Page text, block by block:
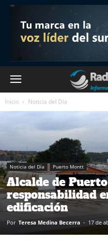
Inicio Noticia del Día
Noticia del Día Puerto Montt
Alcalde de
responsabilidad
edificación
Por Teresa Medina Becerra - 17 de